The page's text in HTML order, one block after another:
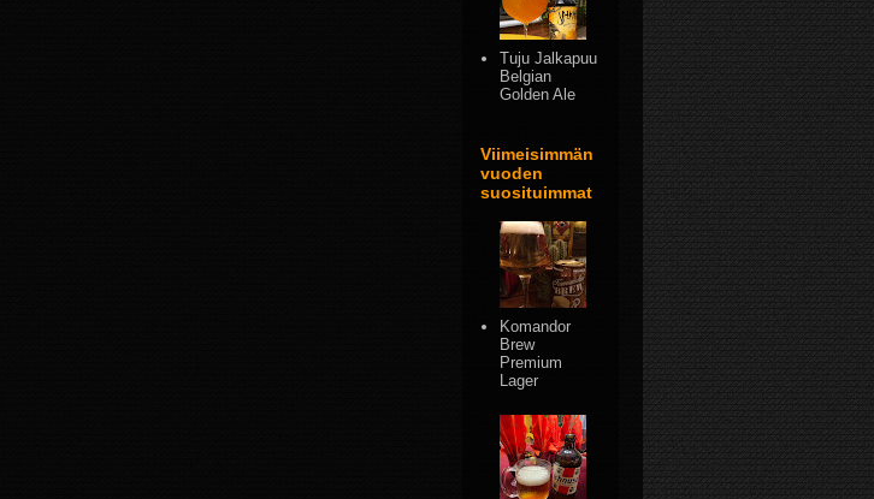
Tuju Jalkapuu
Belgian
Golden Ale
Viimeisimmän
vuoden
suosituimmat
Komandor
Brew
Premium
Lager